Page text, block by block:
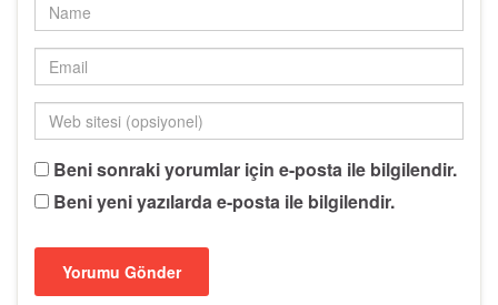
Beni sonraki yorumlar için e-posta ile bilgilendir.
Beni yeni yazılarda e-posta ile bilgilendir.